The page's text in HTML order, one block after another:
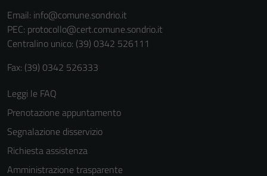
Email: info@comune.sondrio.it
PEC: protocollo@cert.comune.sondrio.it
Centralino unico: (39) 0342 526111
Fax: (39) 0342 526333
Leggi le FAQ
Prenotazione appuntamento
Segnalazione disservizio
Richiesta assistenza
Amministrazione trasparente
disabilitati.